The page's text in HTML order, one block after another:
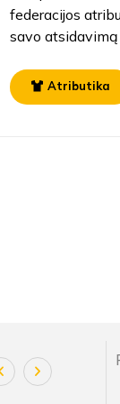
federacijos
savo
Atributika